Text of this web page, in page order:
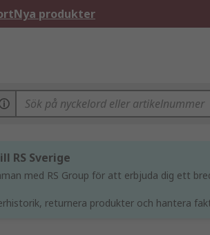
Nya produkter
RS Sverige
med RS Group för att erbjuda dig ett
returnera produkter och hantera